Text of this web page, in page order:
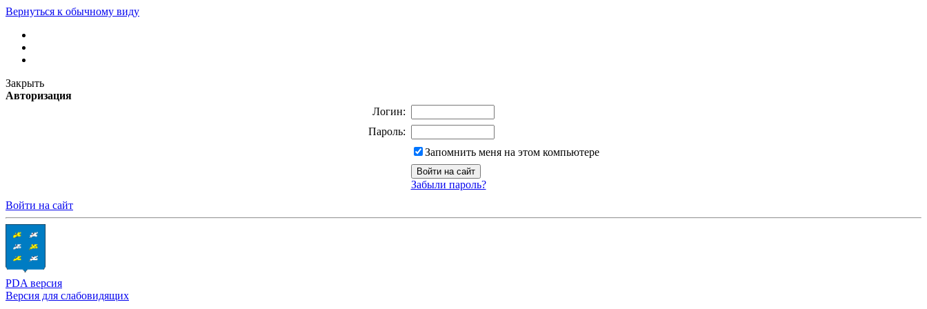
Вернуться к обычному виду
Закрыть
Авторизация
Логин:
Пароль:
Запомнить меня на этом компьютере
Забыли пароль?
Войти на сайт
PDA версия
Версия для слабовидящих